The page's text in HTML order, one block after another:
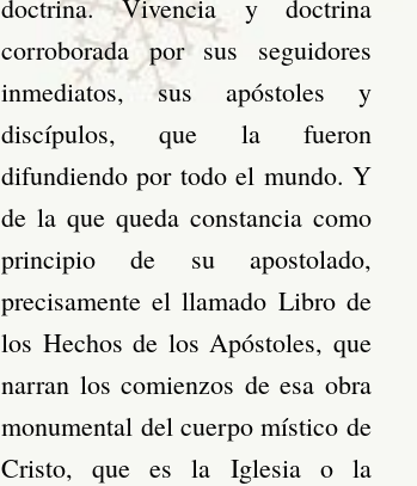
doctrina. Vivencia y doctrina
corroborada por sus seguidores
inmediatos, sus apóstoles y
discípulos, que la fueron
difundiendo por todo el mundo. Y
de la que queda constancia como
principio de su apostolado,
precisamente el llamado Libro de
los Hechos de los Apóstoles, que
narran los comienzos de esa obra
monumental del cuerpo místico de
Cristo, que es la Iglesia o la